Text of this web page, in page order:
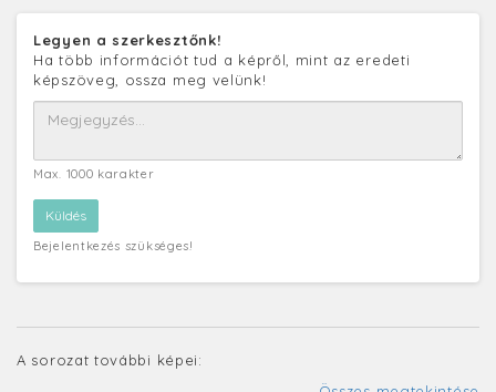
Legyen a szerkesztőnk!
Ha több információt tud a képről, mint az eredeti
képszöveg, ossza meg velünk!
Max. 1000 karakter
Bejelentkezés szükséges!
A sorozat további képei: